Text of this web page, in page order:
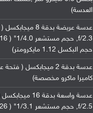
العدسة)
عدسة عريضة بدقة 8
حجم البكسل 1.12 مايكرومتر)
كاميرا ماكرو مخصصة)
عدسة واسعة بدقة